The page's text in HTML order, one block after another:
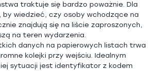
traktuje się bardzo poważnie. Dla
by wiedzieć, czy osoby wchodzące na
znajdują się na liście zaproszonych,
na teren wydarzenia.
danych na papierowych listach trwa
kolejki przy wejściu. Idealnym
sytuacji jest identyfikator z kodem